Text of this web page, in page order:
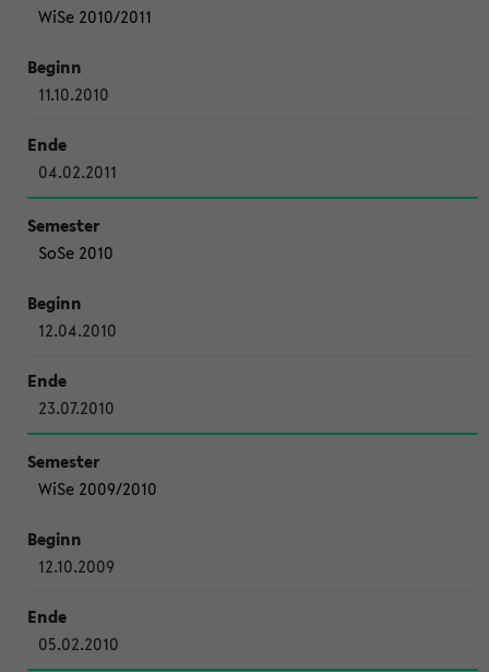
WiSe 2010/2011
11.10.2010
04.02.2011
SoSe 2010
12.04.2010
23.07.2010
WiSe 2009/2010
12.10.2009
05.02.2010